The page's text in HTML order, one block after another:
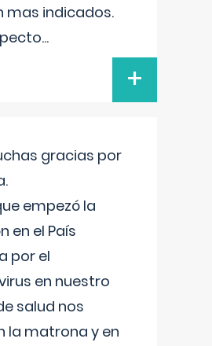
mas indicados.
...
+
gracias por
empezó la
en el País
por el
en nuestro
salud nos
la matrona y en